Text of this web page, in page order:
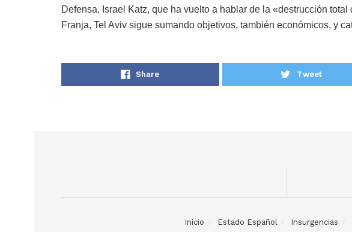
Defensa, Israel Katz, que ha vuelto a hablar de la «destrucción
Franja, Tel Aviv sigue sumando objetivos, también económicos, y
Share Tweet
Inicio Estado Español Insurgencias